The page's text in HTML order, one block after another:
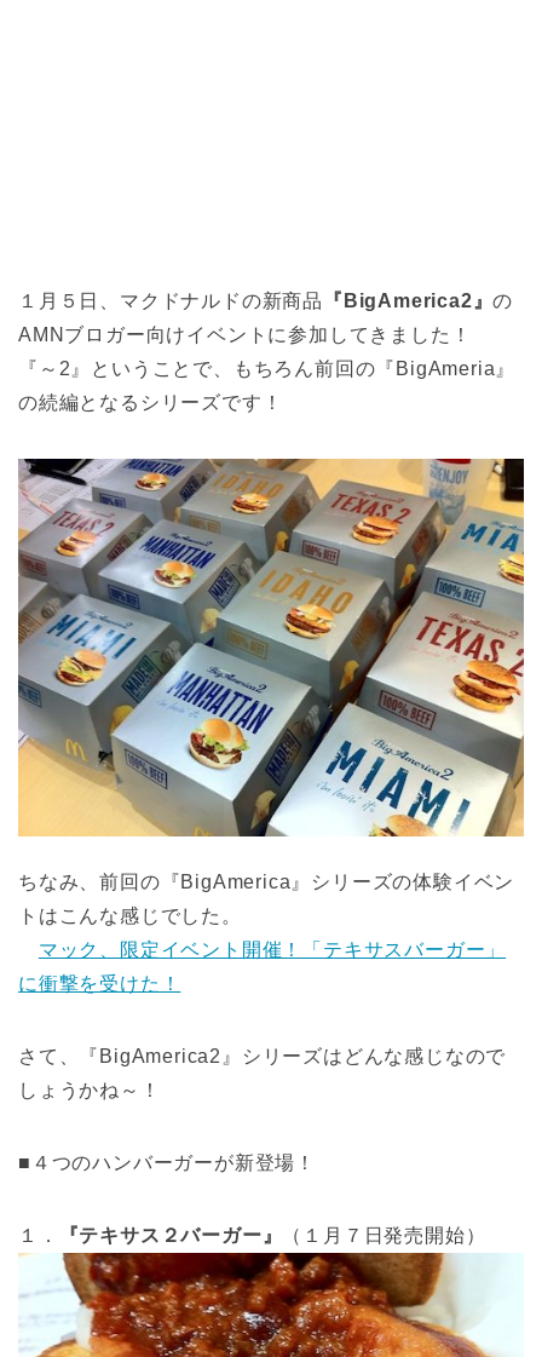
１月５日、マクドナルドの新商品 『BigAmerica2』の
AMNブロガー向けイベントに参加してきました！
『～2』ということで、もちろん前回の『BigAmeria』
の続編となるシリーズです！
ちなみ、前回の『BigAmerica』シリーズの体験イベン
トはこんな感じでした。
マック、限定イベント開催！「テキサスバーガー」
に衝撃を受けた！
さて、『BigAmerica2』シリーズはどんな感じなので
しょうかね～！
■４つのハンバーガーが新登場！
１． 『テキサス２バーガー』 （１月７日発売開始）